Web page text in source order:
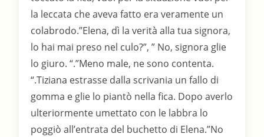
la leccata che aveva fatto era veramente un
colabrodo.”Elena, dì la verità alla tua signora,
lo hai mai preso nel culo?”, ” No, signora glie
lo giuro. “.”Meno male, ne sono contenta.
“.Tiziana estrasse dalla scrivania un fallo di
gomma e glie lo piantò nella fica. Dopo averlo
ulteriormente umettato con le labbra lo
poggiò all’entrata del buchetto di Elena.”No